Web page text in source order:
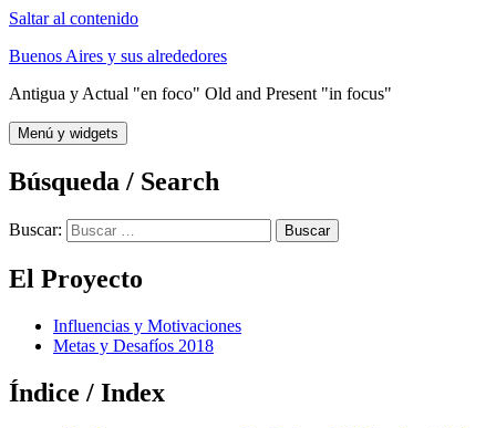
Saltar al contenido
Buenos Aires y sus alrededores
Antigua y Actual "en foco" Old and Present "in focus"
Menú y widgets
Búsqueda / Search
Buscar:
El Proyecto
Influencias y Motivaciones
Metas y Desafíos 2018
Índice / Index